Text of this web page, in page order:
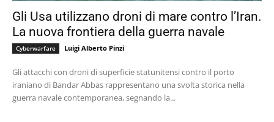
Gli Usa utilizzano droni di mare contro l’Iran.
La nuova frontiera della guerra navale
Cyberwarfare Luigi Alberto Pinzi
Gli attacchi con droni di superficie statunitensi contro il porto
iraniano di Bandar Abbas rappresentano una svolta storica nella
guerra navale contemporanea, segnando la...